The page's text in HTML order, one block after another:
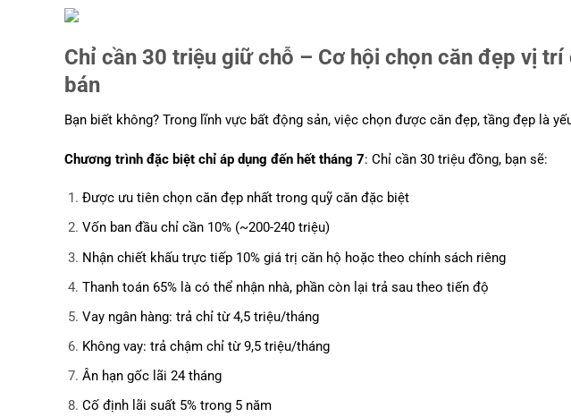
Chỉ cần 30 triệu giữ chỗ – Cơ hội chọn căn đẹp vị
bán
Bạn biết không? Trong lĩnh vực bất động sản, việc chọn được căn đẹp, tầng đẹp là
Chương trình đặc biệt chỉ áp dụng đến hết tháng 7: Chỉ cần 30 triệu đồng, bạn sẽ:
Được ưu tiên chọn căn đẹp nhất trong quỹ căn đặc biệt
Vốn ban đầu chỉ cần 10% (~200-240 triệu)
Nhận chiết khấu trực tiếp 10% giá trị căn hộ hoặc theo chính sách riêng
Thanh toán 65% là có thể nhận nhà, phần còn lại trả sau theo tiến độ
Vay ngân hàng: trả chỉ từ 4,5 triệu/tháng
Không vay: trả chậm chỉ từ 9,5 triệu/tháng
Ân hạn gốc lãi 24 tháng
Cố định lãi suất 5% trong 5 năm